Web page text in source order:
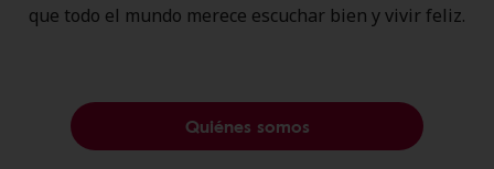
que todo el mundo ​merece escuchar bien y vivir feliz.​
Quiénes somos